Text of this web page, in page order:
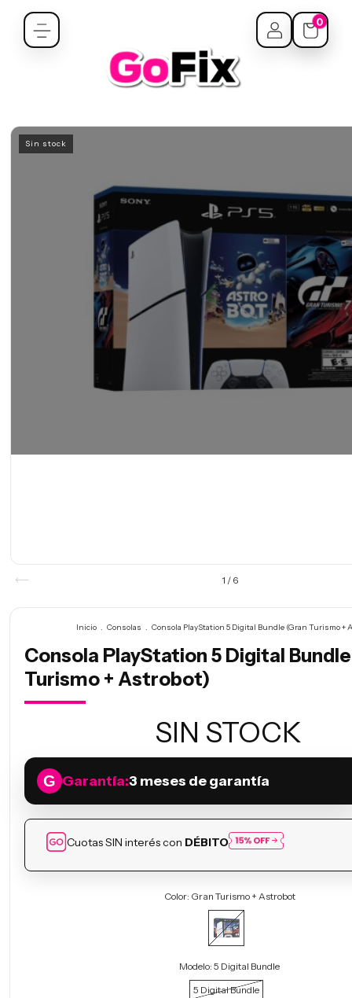
0
Sin stock
1 / 6
Inicio . Consolas . Consola PlayStation 5 Digital Bundle (Gran Turismo +
Consola PlayStation 5 Digital
Turismo + Astrobot)
SIN STOCK
Garantía:3 meses de garantía
Cuotas SIN interés con DÉBITO
Color: Gran Turismo + Astrobot
Modelo:5 Digital Bundle
5 Digital Bundle